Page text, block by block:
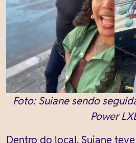
Foto: Suiane sendo
Power
Dentro do local, Suiane